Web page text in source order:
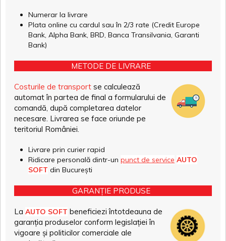
Numerar la livrare
Plata online cu cardul sau în 2/3 rate (Credit Europe
Bank, Alpha Bank, BRD, Banca Transilvania, Garanti
Bank)
METODE DE LIVRARE
Costurile de transport se calculează
automat în partea de final a formularului de
comandă, după completarea datelor
necesare. Livrarea se face oriunde pe
teritoriul României.
Livrare prin curier rapid
Ridicare personală dintr-un punct de service AUTO
SOFT din București
GARANȚIE PRODUSE
La AUTO SOFT beneficiezi întotdeauna de
garanția produselor conform legislației în
vigoare și politicilor comerciale ale